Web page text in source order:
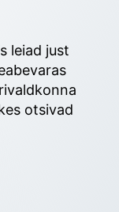
leiad just
otsivad